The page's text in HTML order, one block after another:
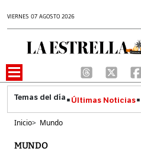
VIERNES 07 AGOSTO 2026
Últimas Noticias
Inicio> Mundo
MUNDO